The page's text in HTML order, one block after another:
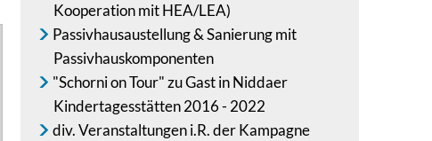
Kooperation mit HEA/LEA)
Passivhausaustellung & Sanierung mit
Passivhauskomponenten
"Schorni on Tour" zu Gast in Niddaer
Kindertagesstätten 2016 - 2022
div. Veranstaltungen i.R. der Kampagne